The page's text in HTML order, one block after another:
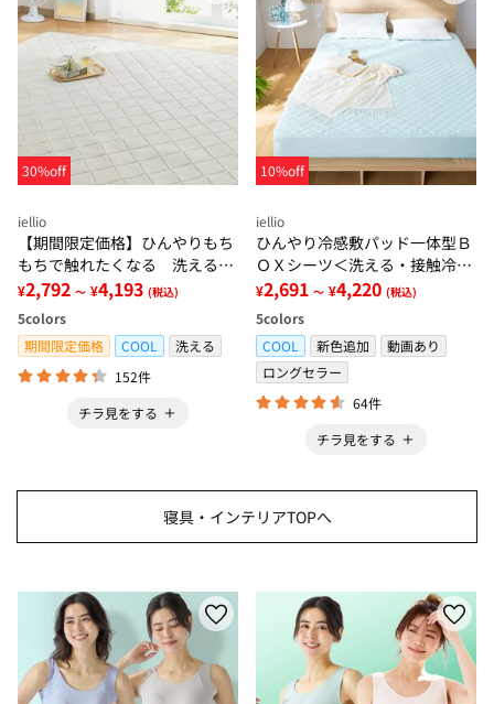
30%off
iellio
【期間限定価格】ひんやりもち
もちで触れたくなる 洗えるラ
グ＜低反発・滑りにくい・接触
冷感・防ダニ・カーペット＞
¥2,792 ～ ¥4,193 (税込)
5colors
期間限定価格
COOL
洗える
152件
チラ見をする
10%off
iellio
ひんやり冷感敷パッド一体型Ｂ
ＯＸシーツ＜洗える・接触冷
感・抗菌防臭・時短・家事楽・
ボックスシーツ・寝苦しさ対策
＞
¥2,691 ～ ¥4,220 (税込)
5colors
COOL
新色追加
動画あり
ロングセラー
64件
チラ見をする
寝具・インテリアTOPへ